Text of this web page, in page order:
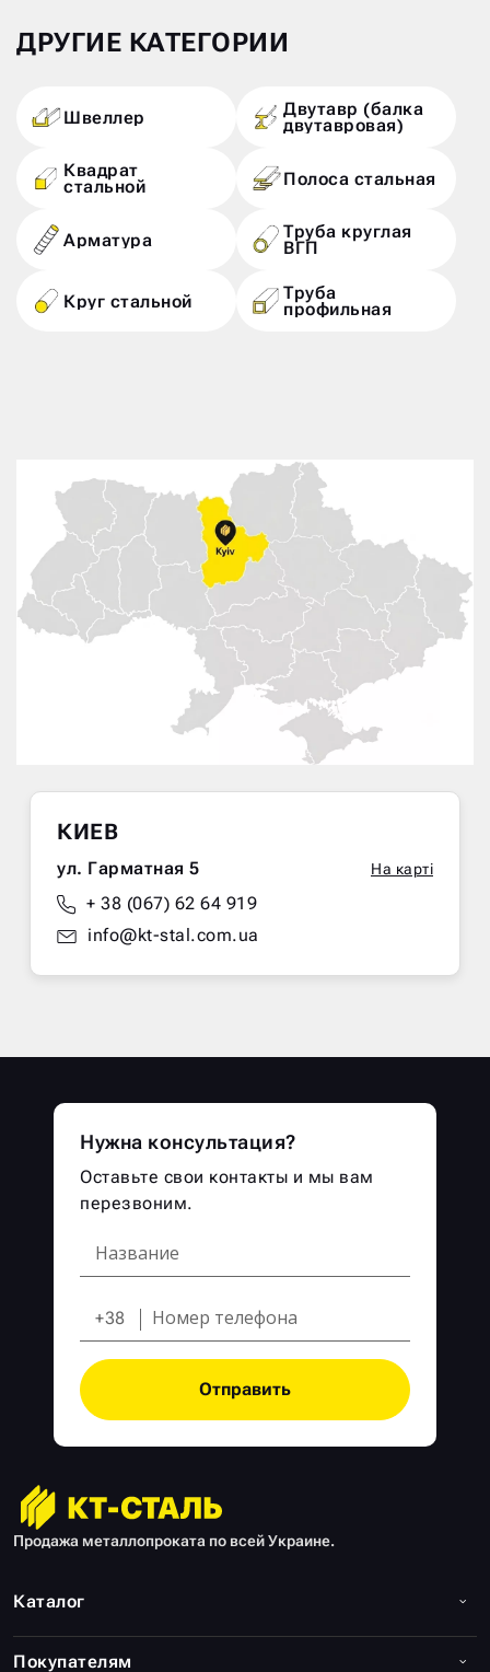
ДРУГИЕ КАТЕГОРИИ
Швеллер Двутавр (балка
двутавровая)
Квадрат
стальной Полоса стальная
Арматура Труба круглая
ВГП
Круг стальной Труба
профильная
КИЕВ
ул. Гарматная 5 На карті
+ 38 (067) 62 64 919
info@kt-stal.com.ua
Продажа металлопроката по всей Украине.
Каталог
Покупателям
Нужна консультация?
Оставьте свои контакты и мы вам
перезвоним.
+38
Отправить